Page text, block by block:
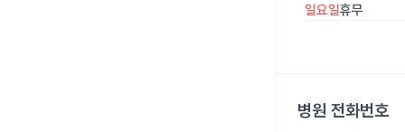
일요일휴무
병원 전화번호